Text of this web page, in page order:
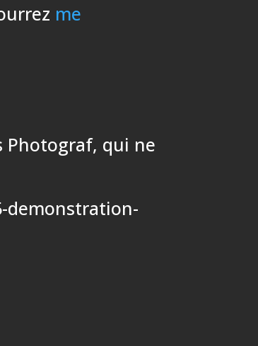
me
Photograf, qui ne
demonstration-